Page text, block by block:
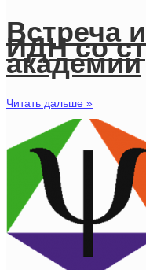
Встреча
ИДН со
академии
Читать дальше »